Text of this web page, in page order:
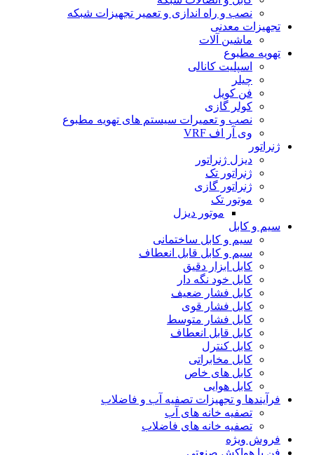
نصب و راه اندازی و تعمیر تجهیزات شبکه
تجهیزات معدنی
ماشین آلات
تهویه مطبوع
اسپلیت کانالی
چیلر
فن کویل
کولر گازی
نصب و تعمیرات سیستم های تهویه مطبوع
وی آر اف VRF
ژنراتور
دیزل ژنراتور
ژنراتور تک
ژنراتور گازی
موتور تک
موتور دیزل
سیم و کابل
سیم و کابل ساختمانی
سیم و کابل قابل انعطاف
کابل ابزار دقیق
کابل خود نگه دار
کابل فشار ضعیف
کابل فشار قوی
کابل فشار متوسط
کابل قابل انعطاف
کابل کنترل
کابل مخابراتی
کابل های خاص
کابل هوایی
فرآیندها و تجهیزات تصفیه آب و فاضلاب
تصفیه خانه های آب
تصفیه خانه های فاضلاب
فروش ویژه
فن یا هواکش صنعتی